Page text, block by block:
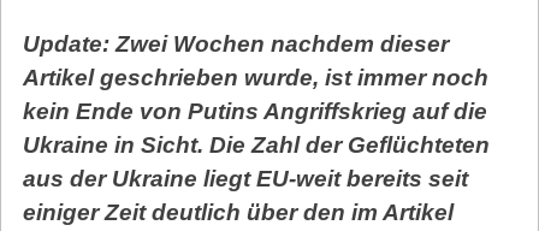
Update: Zwei Wochen nachdem dieser
Artikel geschrieben wurde, ist immer noch
kein Ende von Putins Angriffskrieg auf die
Ukraine in Sicht. Die Zahl der Geflüchteten
aus der Ukraine liegt EU-weit bereits seit
einiger Zeit deutlich über den im Artikel